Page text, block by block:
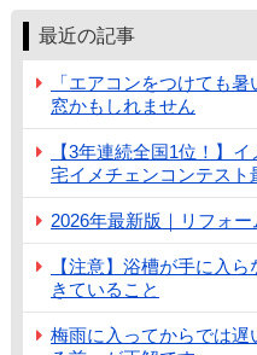
最近の記事
「エアコンをつけても
窓かもしれません
【3年連続全国1位！】
宅イメチェンコンテスト
2026年最新版｜リフォ
【注意】浴槽が手に入
きていること
梅雨に入ってからでは